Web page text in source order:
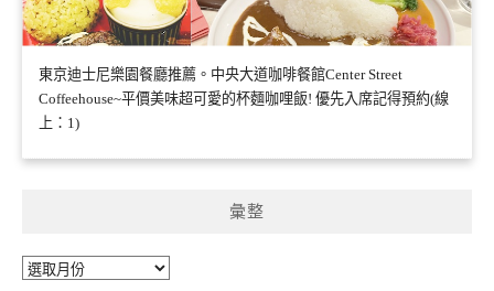
東京迪士尼樂園餐廳推薦。中央大道咖啡餐館Center Street
Coffeehouse~平價美味超可愛的杯麵咖哩飯! 優先入席記得預約(線
上：1)
彙整
彙